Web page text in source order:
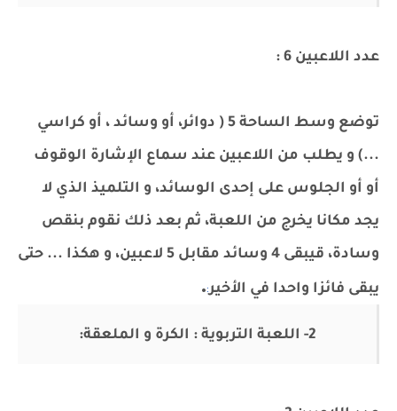
عدد اللاعبين 6 :
توضع وسط الساحة 5 ( دوائر، أو وسائد ، أو كراسي
...) و يطلب من اللاعبين عند سماع الإشارة الوقوف
أو أو الجلوس على إحدى الوسائد، و التلميذ الذي لا
يجد مكانا يخرج من اللعبة، ثم بعد ذلك نقوم بنقص
وسادة، قيبقى 4 وسائد مقابل 5 لاعبين، و هكذا ... حتى
يبقى فائزا واحدا في الأخير:
.
2- اللعبة التربوية : الكرة و الملعقة: